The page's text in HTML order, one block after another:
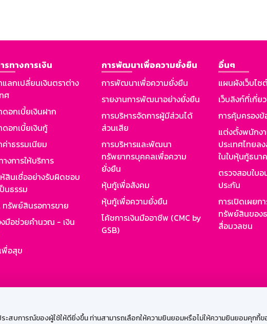
สบการณ์ของผู้ใช้ให้ดียิ่งขึ้น ท่านสามารถเลือกให้ความยินยอมหรือไม่ให้ความยินยอมคุกกี้ข
รทางการเงิน
แลกเปลี่ยนเงินตราต่าง
ศ
ดอกเบี้ยเงินฝาก
ดอกเบี้ยเงินกู้
ค่าธรรมเนียม
งการให้บริการ
ห้สินเชื่ออย่างรับผิดชอบ
นธรรม
ทรัพย์สินรอการขาย
งมือช่วยคำนวณ - เงิน
พื่อสุข
การพัฒนาเพื่อความยั่งยืน
การพัฒนาเพื่อความยั่งยืน
รายงานการพัฒนาอย่างยั่งยืน
การบริหารจัดการผู้มีส่วนได้
ส่วนเสีย
การบริหารและพัฒนา
ทรัพยากรบุคคลเพื่อความ
ยั่งยืน
หุ้นกู้เพื่อสังคม
หุ้นกู้เพื่อความยั่งยืน
โค้ชการเงินมืออาชีพ (CMC by
GSB)
อื่นๆ
แผนผังเว็บไซ
เว็บลิงก์ที่เกี่ย
การคุ้มครอง
แต่งตั้งพนักง
ประเทศไทยล
ในใบหุ้นกู้ธนา
ตรวจสอบใบ
ประกัน
การเปิดเผยก
ทรัพย์สินของ
สื่อมวลชน